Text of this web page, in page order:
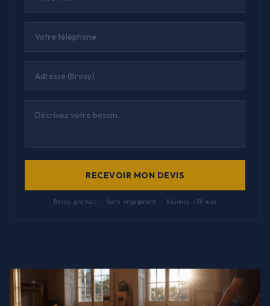
RECEVOIR MON DEVIS
Devis gratuit · Sans engagement · Réponse <30 min